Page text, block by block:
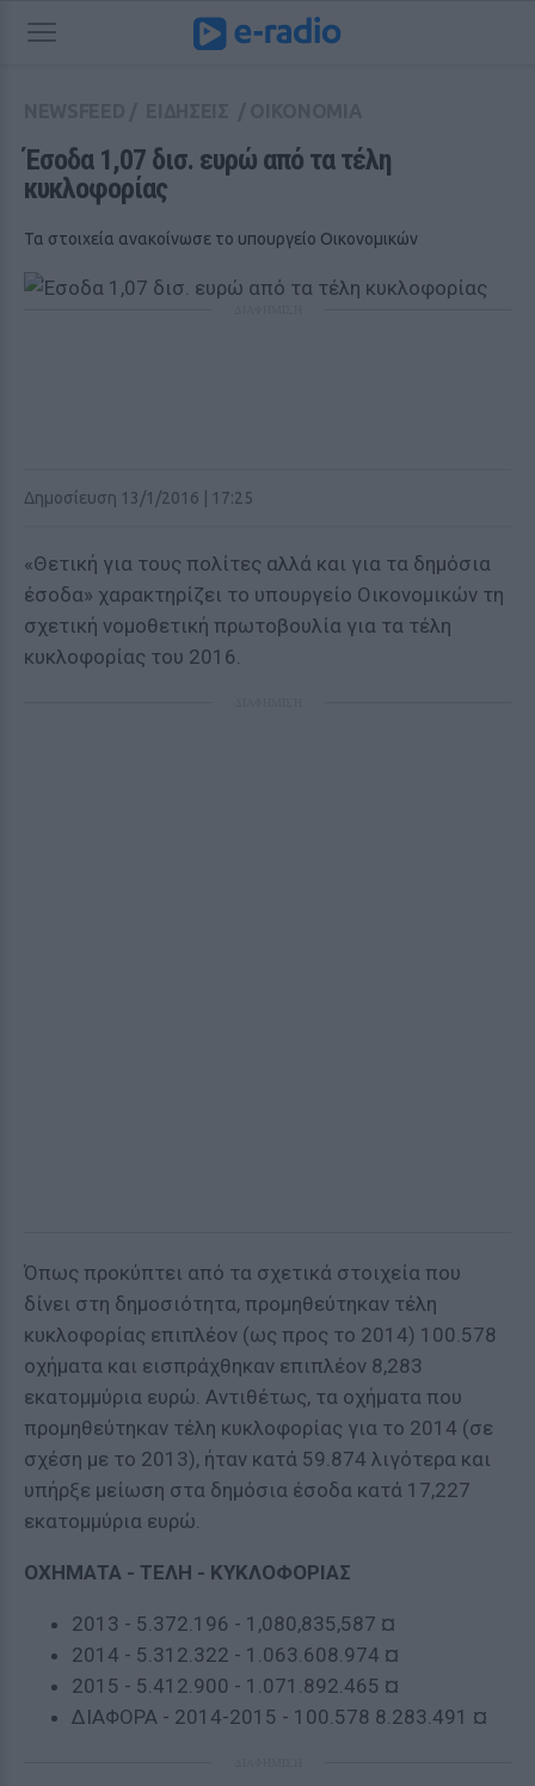
Έσοδα 1,07 δισ. ευρώ από τα τέλη
κυκλοφορίας
Τα στοιχεία ανακοίνωσε το υπουργείο Οικονομικών
Δημοσίευση 13/1/2016 | 17:25
«Θετική για τους πολίτες αλλά και για τα δημόσια
έσοδα» χαρακτηρίζει το υπουργείο Οικονομικών τη
σχετική νομοθετική πρωτοβουλία για τα τέλη
κυκλοφορίας του 2016.
Όπως προκύπτει από τα σχετικά στοιχεία που
δίνει στη δημοσιότητα, προμηθεύτηκαν τέλη
κυκλοφορίας επιπλέον (ως προς το 2014) 100.578
οχήματα και εισπράχθηκαν επιπλέον 8,283
εκατομμύρια ευρώ. Αντιθέτως, τα οχήματα που
προμηθεύτηκαν τέλη κυκλοφορίας για το 2014 (σε
σχέση με το 2013), ήταν κατά 59.874 λιγότερα και
υπήρξε μείωση στα δημόσια έσοδα κατά 17,227
εκατομμύρια ευρώ.
ΟΧΗΜΑΤΑ - ΤΕΛΗ - ΚΥΚΛΟΦΟΡΙΑΣ
2013 - 5.372.196 - 1,080,835,587 ¤
2014 - 5.312.322 - 1.063.608.974 ¤
2015 - 5.412.900 - 1.071.892.465 ¤
ΔΙΑΦΟΡΑ - 2014-2015 - 100.578 8.283.491 ¤